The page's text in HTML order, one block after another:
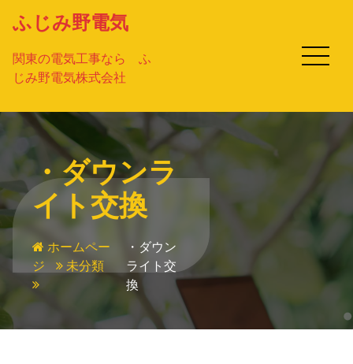
プ
ふじみ野電気
関東の電気工事なら ふ
じみ野電気株式会社
・ダウンラ
イト交換
ホームペー
ジ
未分類
・ダウン
ライト交
換